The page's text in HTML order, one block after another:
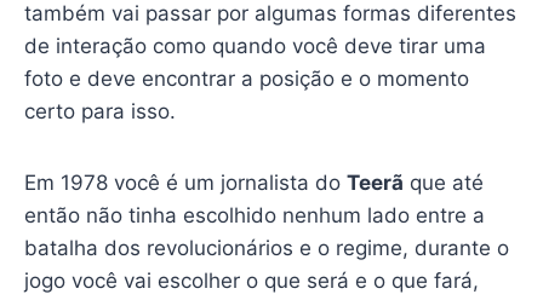
também vai passar por algumas formas diferentes
de interação como quando você deve tirar uma
foto e deve encontrar a posição e o momento
certo para isso.
Em 1978 você é um jornalista do Teerã que até
então não tinha escolhido nenhum lado entre a
batalha dos revolucionários e o regime, durante o
jogo você vai escolher o que será e o que fará,